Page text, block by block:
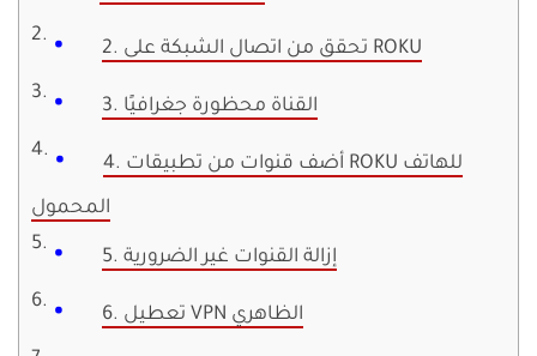
2. تحقق من اتصال الشبكة على ROKU
3. القناة محظورة جغرافيًا
4. أضف قنوات من تطبيقات ROKU للهاتف
المحمول
5. إزالة القنوات غير الضرورية
6. تعطيل VPN الظاهري